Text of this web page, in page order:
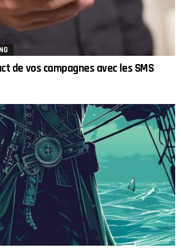
de vos campagnes avec les SMS